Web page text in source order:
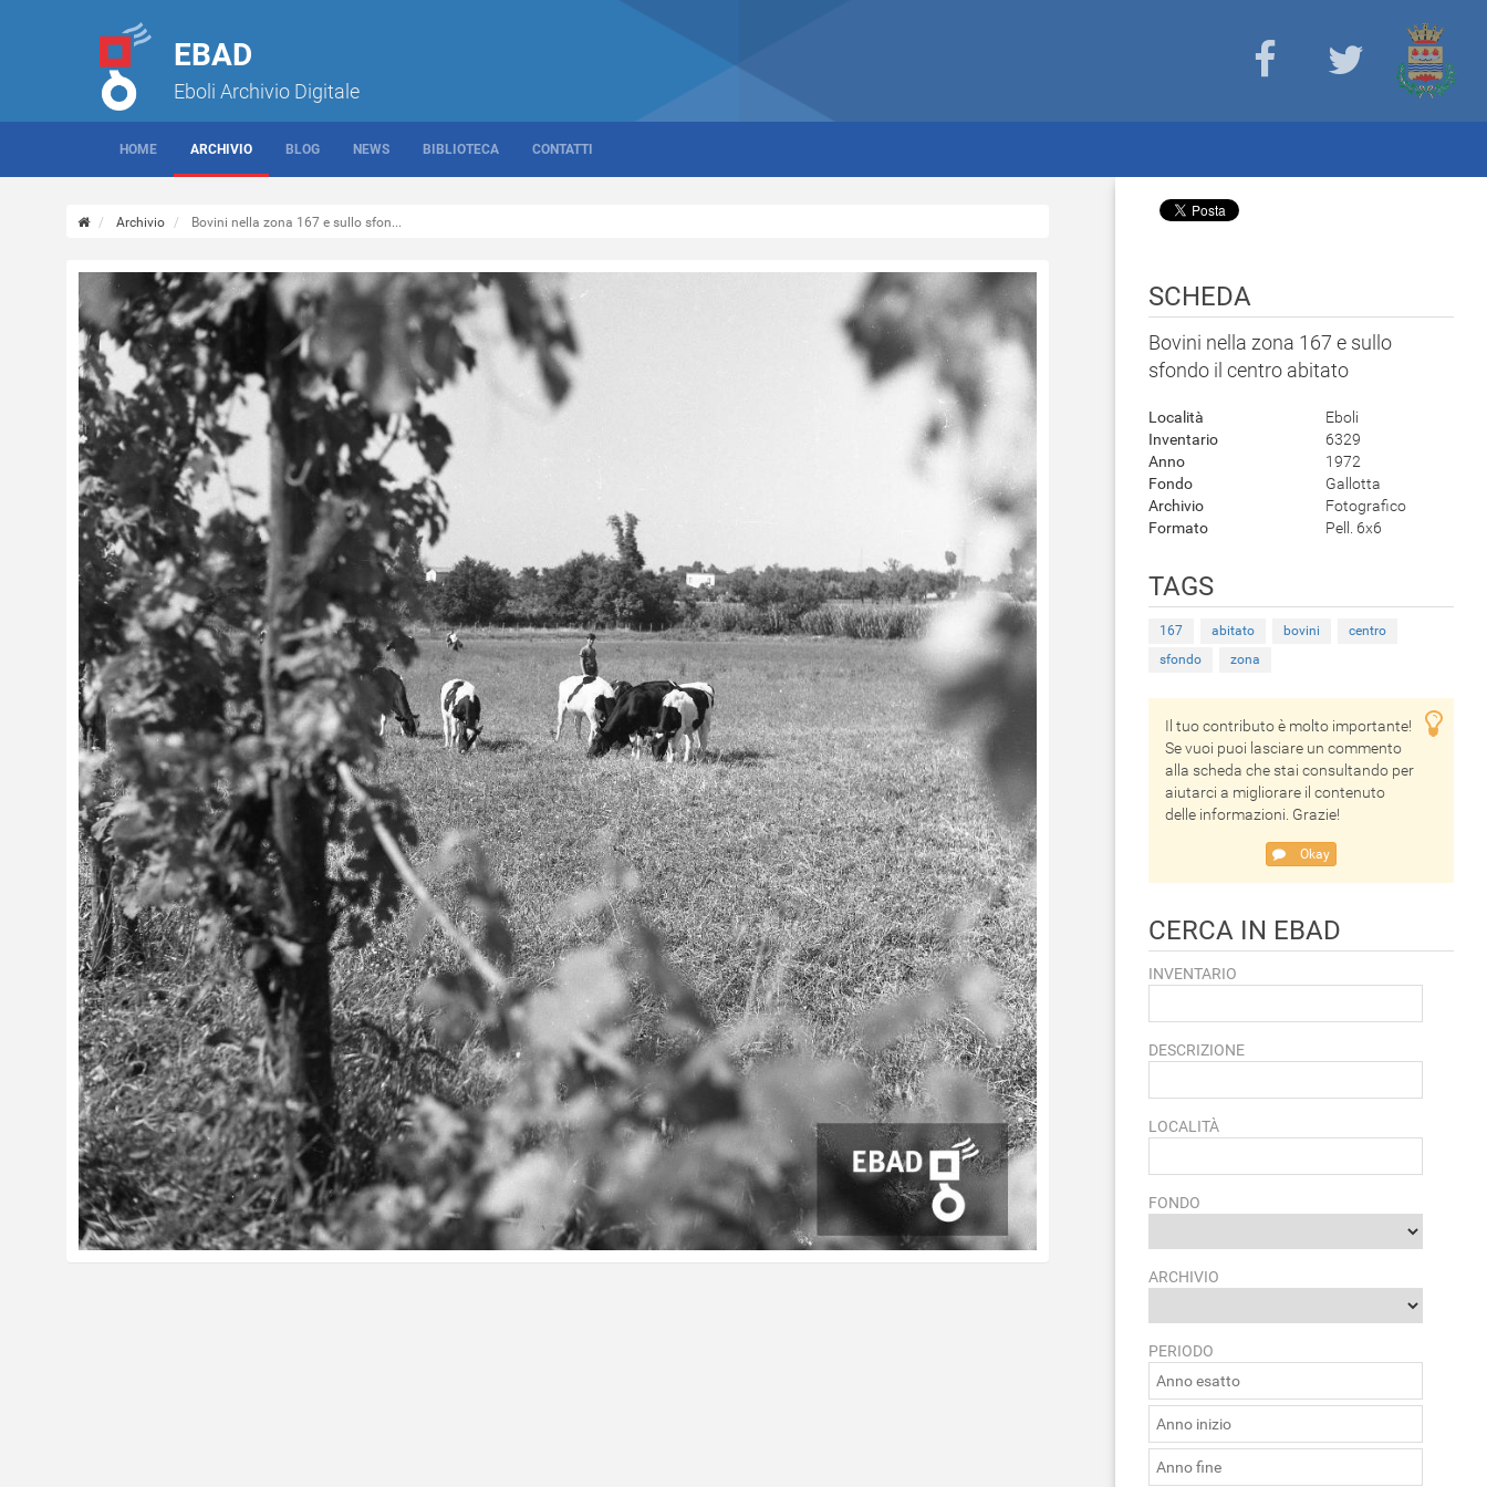
EBAD
Eboli Archivio Digitale
HOME ARCHIVIO BLOG NEWS BIBLIOTECA CONTATTI
Archivio Bovini nella zona 167 e sullo sfon...
SCHEDA
Bovini nella zona 167 e sullo
sfondo il centro abitato
Località
Eboli
Inventario
6329
Anno
1972
Fondo
Gallotta
Archivio
Fotografico
Formato
Pell. 6x6
TAGS
167 abitato bovini
centro
sfondo
zona
Il tuo contributo è molto importante!
Se vuoi puoi lasciare un commento
alla scheda che stai consultando per
aiutarci a migliorare il contenuto
delle informazioni. Grazie!
Okay
CERCA IN EBAD
INVENTARIO
DESCRIZIONE
LOCALITÀ
FONDO
ARCHIVIO
PERIODO